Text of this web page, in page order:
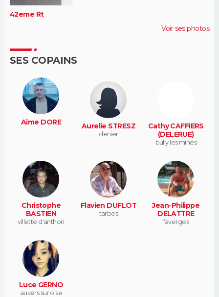
42eme Rt
Voir ses photos
SES COPAINS
Aime DORE Aurelie STRESZ
denier
Cathy CAFFIERS
(DELERUE)
bully les mines
Christophe
BASTIEN
villette d'anthon
Flavien DUFLOT
tarbes
Jean-Philippe
DELATTRE
faverges
Luce GERNO
auvers sur oise